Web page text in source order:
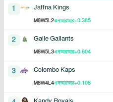
1 Jaffna Kings
M8W5L2এনআরআর+0.385
2 Galle Gallants
M8W5L3এনআরআর+0.604
3 Colombo Kaps
M8W4L4এনআরআর+0.108